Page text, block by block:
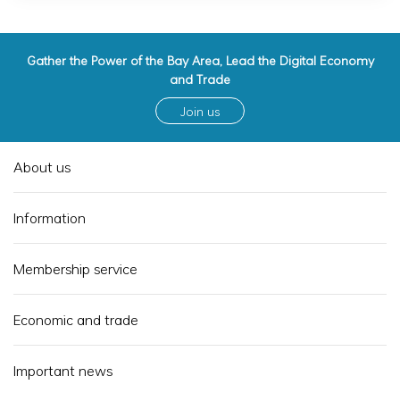
Gather the Power of the Bay Area, Lead the Digital Economy
and Trade
Join us
About us
Information
Membership service
Economic and trade
Important news